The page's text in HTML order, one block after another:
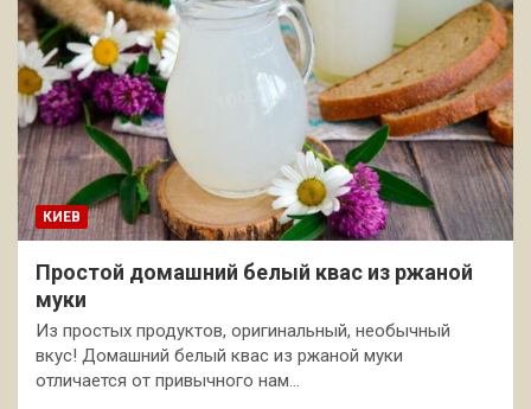
КИЕВ
Простой домашний белый квас из ржаной
муки
Из простых продуктов, оригинальный, необычный
вкус! Домашний белый квас из ржаной муки
отличается от привычного нам…